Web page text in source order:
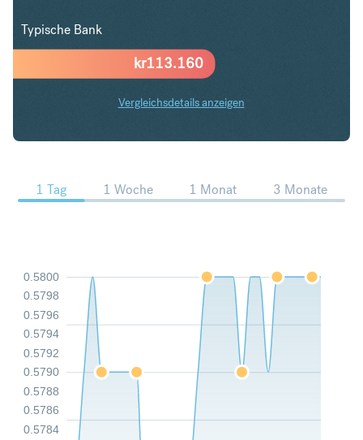
kr113.160
Typische Bank
Vergleichsdetails anzeigen
ZAR in NOK Trends
1 Tag 1 Woche 1 Monat 3 Monate
0.5784
0.5786
0.5788
0.5790
0.5792
0.5794
0.5796
0.5798
0.5800